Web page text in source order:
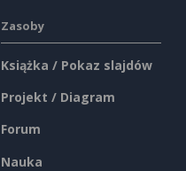
Zasoby
Książka / Pokaz slajdów
Projekt / Diagram
Forum
Nauka